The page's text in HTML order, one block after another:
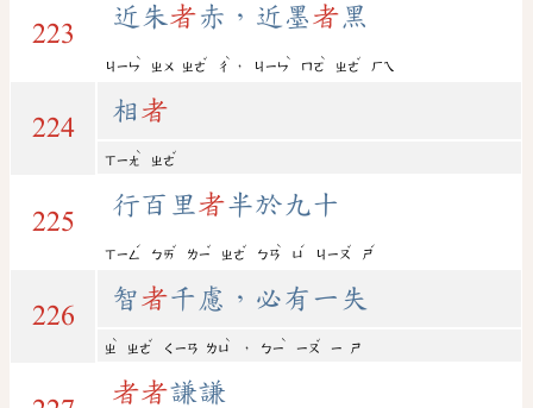
223
近朱者赤，近墨者黑
ㄐㄧㄣ
ˋ
ㄓㄨ ㄓㄜ
ˇ
ㄔ
ˋ
， ㄐㄧㄣ
ˋ
ㄇㄛ
ˋ
ㄓㄜ
ˇ
ㄏㄟ
224
相者
ㄒㄧㄤ
ˋ
ㄓㄜ
ˇ
225
行百里者半於九十
ㄒㄧㄥ
ˊ
ㄅㄞ
ˇ
ㄌㄧ
ˇ
ㄓㄜ
ˇ
ㄅㄢ
ˋ
ㄩ
ˊ
ㄐㄧㄡ
ˇ
ㄕ
ˊ
226
智者千慮，必有一失
ㄓ
ˋ
ㄓㄜ
ˇ
ㄑㄧㄢ ㄌㄩ
ˋ
， ㄅㄧ
ˋ
ㄧㄡ
ˇ
ㄧ ㄕ
者者謙謙